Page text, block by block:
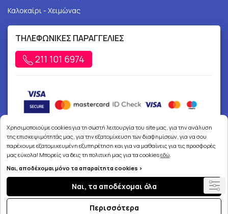
Καλοκαίρι - Χειμώνας
ΤΗΛΕΦΩΝΙΚΕΣ ΠΑΡΑΓΓΕΛΙΕΣ
211 101 6974
Copyright © 2026joypharmacy.gr
Χρησιμοποιούμε cookies για τη σωστή λειτουργία του site μας, για την ανάλυση
της επισκεψιμότητάς μας, για την εξατομίκευση των διαφημίσεων, για να σου
παρέχουμε εξατομικευμένη εξυπηρέτηση και για να μαθαίνεις για τις προσφορές
μας εύκολα! Μπορείς να δεις τη πολιτική μας για τα cookiesεδώ.
Ναι, αποδέχομαι μόνο τα απαραίτητα cookies >
Ναι, τα αποδέχομαι όλα
Περισσότερα